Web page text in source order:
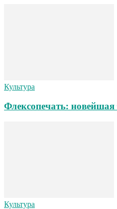
Культура
Флексопечать:
Культура